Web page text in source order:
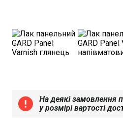
error
На деякі замовлення
у розмірі вартості